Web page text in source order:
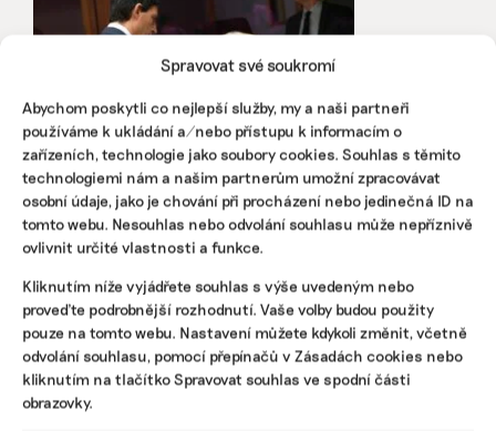
Spravovat své soukromí
Abychom poskytli co nejlepší služby, my a naši partneři
používáme k ukládání a/nebo přístupu k informacím o
zařízeních, technologie jako soubory cookies. Souhlas s těmito
technologiemi nám a našim partnerům umožní zpracovávat
osobní údaje, jako je chování při procházení nebo jedinečná ID na
tomto webu. Nesouhlas nebo odvolání souhlasu může nepříznivě
ovlivnit určité vlastnosti a funkce.
Kliknutím níže vyjádřete souhlas s výše uvedeným nebo
proveďte podrobnější rozhodnutí. Vaše volby budou použity
pouze na tomto webu. Nastavení můžete kdykoli změnit, včetně
odvolání souhlasu, pomocí přepínačů v Zásadách cookies nebo
kliknutím na tlačítko Spravovat souhlas ve spodní části
obrazovky.
Od Zelené dohody k Čisté průmyslové
dohodě. Vzniká i plán adaptace EU na
Plán Evropské komise pro rok 2026 ukazuje posun od
Zelené dohody k průmyslově orientované agendě. I ta však
nese přízvisko „čistá“. Má podpořit růst a
konkurenceschopnost EU a reagovat na rostoucí tlak
průmyslu i členských států na zmírnění regulační zátěže.